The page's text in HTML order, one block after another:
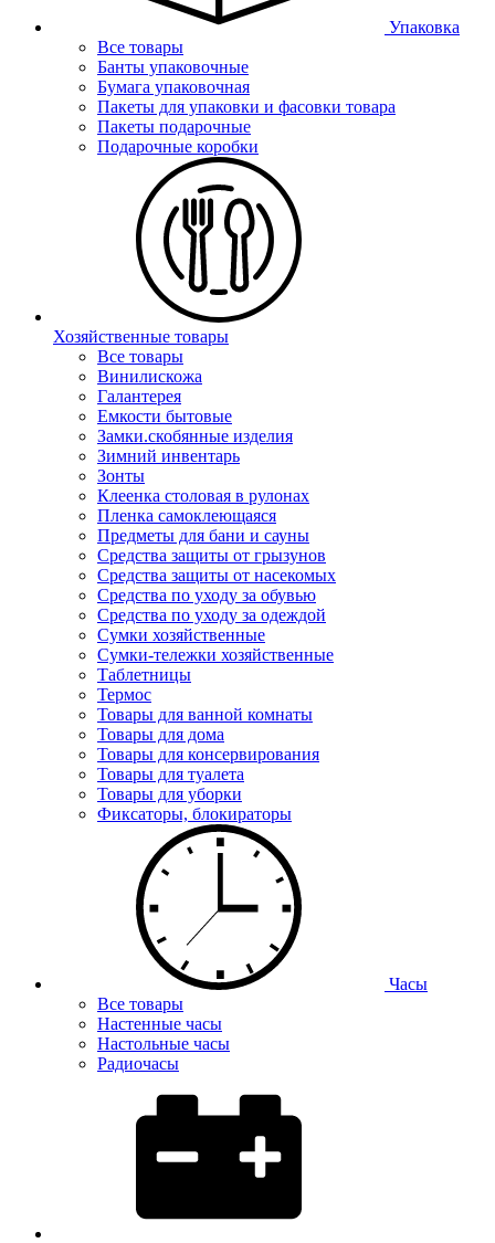
Упаковка
Все товары
Банты упаковочные
Бумага упаковочная
Пакеты для упаковки и фасовки товара
Пакеты подарочные
Подарочные коробки
Хозяйственные товары
Все товары
Винилискожа
Галантерея
Емкости бытовые
Замки.скобянные изделия
Зимний инвентарь
Зонты
Клеенка столовая в рулонах
Пленка самоклеющаяся
Предметы для бани и сауны
Средства защиты от грызунов
Средства защиты от насекомых
Средства по уходу за обувью
Средства по уходу за одеждой
Сумки хозяйственные
Сумки-тележки хозяйственные
Таблетницы
Термос
Товары для ванной комнаты
Товары для дома
Товары для консервирования
Товары для туалета
Товары для уборки
Фиксаторы, блокираторы
Часы
Все товары
Настенные часы
Настольные часы
Радиочасы